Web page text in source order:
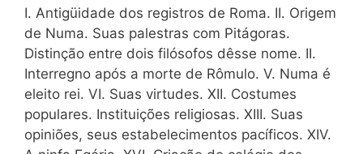
I. Antigüidade dos registros de Roma. II. Origem
de Numa. Suas palestras com Pitágoras.
Distinção entre dois filósofos dêsse nome. II.
Interregno após a morte de Rômulo. V. Numa é
eleito rei. VI. Suas virtudes. XII. Costumes
populares. Instituições religiosas. XIII. Suas
opiniões, seus estabelecimentos pacíficos. XIV.